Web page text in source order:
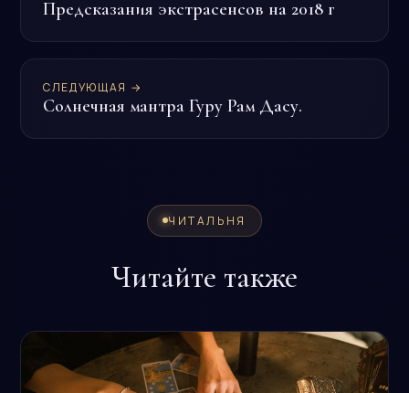
Предсказания экстрасенсов на 2018 г
СЛЕДУЮЩАЯ →
Солнечная мантра Гуру Рам Дасу.
ЧИТАЛЬНЯ
Читайте также